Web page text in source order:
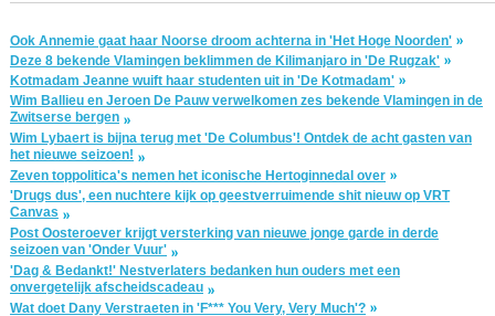
Ook Annemie gaat haar Noorse droom achterna in 'Het Hoge Noorden'
Deze 8 bekende Vlamingen beklimmen de Kilimanjaro in 'De Rugzak'
Kotmadam Jeanne wuift haar studenten uit in 'De Kotmadam'
Wim Ballieu en Jeroen De Pauw verwelkomen zes bekende Vlamingen in de
Zwitserse bergen
Wim Lybaert is bijna terug met 'De Columbus'! Ontdek de acht gasten van
het nieuwe seizoen!
Zeven toppolitica's nemen het iconische Hertoginnedal over
'Drugs dus', een nuchtere kijk op geestverruimende shit nieuw op VRT
Canvas
Post Oosteroever krijgt versterking van nieuwe jonge garde in derde
seizoen van 'Onder Vuur'
'Dag & Bedankt!' Nestverlaters bedanken hun ouders met een
onvergetelijk afscheidscadeau
Wat doet Dany Verstraeten in 'F*** You Very, Very Much'?